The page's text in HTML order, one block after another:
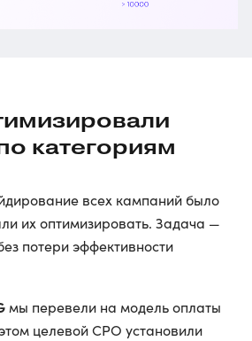
категориям
всех кампаний было
их оптимизировать. Задача —
потери эффективности
мы перевели на модель оплаты
целевой CPO установили